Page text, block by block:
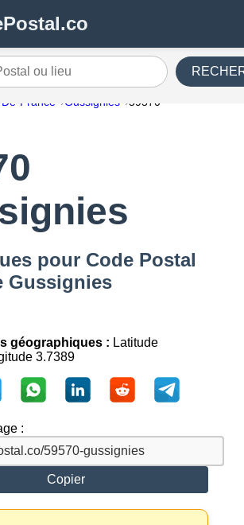
ou lieu
France Gussignies 59570
pour Code Postal
Gussignies
géographiques : Latitude
3.7389
:
Copier